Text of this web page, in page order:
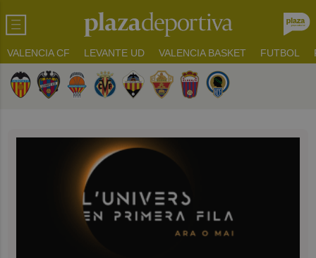
VALENCIA CF LEVANTE UD VALENCIA BASKET FUTBOL